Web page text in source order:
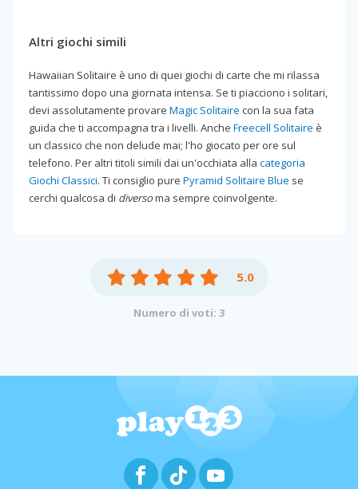
Altri giochi simili
Hawaiian Solitaire è uno di quei giochi di carte che mi rilassa
tantissimo dopo una giornata intensa. Se ti piacciono i solitari,
devi assolutamente provare Magic Solitaire con la sua fata
guida che ti accompagna tra i livelli. Anche Freecell Solitaire è
un classico che non delude mai; l'ho giocato per ore sul
telefono. Per altri titoli simili dai un'occhiata alla categoria
Giochi Classici. Ti consiglio pure Pyramid Solitaire Blue se
cerchi qualcosa di diversoma sempre coinvolgente.
5.0
Numero di voti: 3